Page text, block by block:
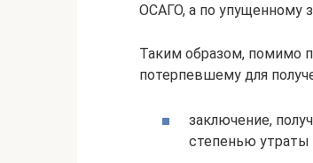
ОСАГО, а по упущенному
Таким образом, помимо
потерпевшему для
заключение,
степенью утраты